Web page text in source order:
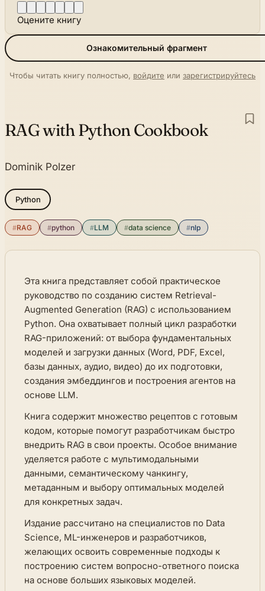
Оцените книгу
Ознакомительный фрагмент
Чтобы читать книгу полностью, войдите или зарегистрируйтесь
RAG with Python Cookbook
Dominik Polzer
Python
#RAG #python #LLM #data science #nlp
Эта книга представляет собой практическое
руководство по созданию систем Retrieval-
Augmented Generation (RAG) с использованием
Python. Она охватывает полный цикл разработки
RAG-приложений: от выбора фундаментальных
моделей и загрузки данных (Word, PDF, Excel,
базы данных, аудио, видео) до их подготовки,
создания эмбеддингов и построения агентов на
основе LLM.
Книга содержит множество рецептов с готовым
кодом, которые помогут разработчикам быстро
внедрить RAG в свои проекты. Особое внимание
уделяется работе с мультимодальными
данными, семантическому чанкингу,
метаданным и выбору оптимальных моделей
для конкретных задач.
Издание рассчитано на специалистов по Data
Science, ML-инженеров и разработчиков,
желающих освоить современные подходы к
построению систем вопросно-ответного поиска
на основе больших языковых моделей.